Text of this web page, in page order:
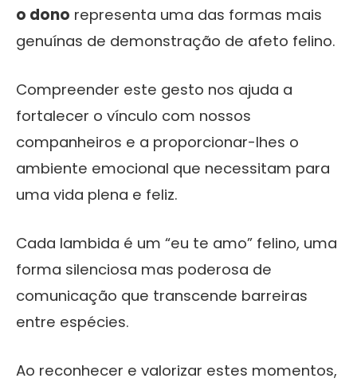
o dono representa uma das formas mais
genuínas de demonstração de afeto felino.
Compreender este gesto nos ajuda a
fortalecer o vínculo com nossos
companheiros e a proporcionar-lhes o
ambiente emocional que necessitam para
uma vida plena e feliz.
Cada lambida é um “eu te amo” felino, uma
forma silenciosa mas poderosa de
comunicação que transcende barreiras
entre espécies.
Ao reconhecer e valorizar estes momentos,